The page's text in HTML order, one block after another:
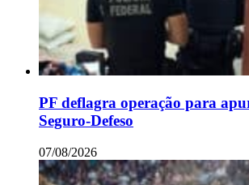
PF deflagra operação para
Seguro-Defeso
07/08/2026